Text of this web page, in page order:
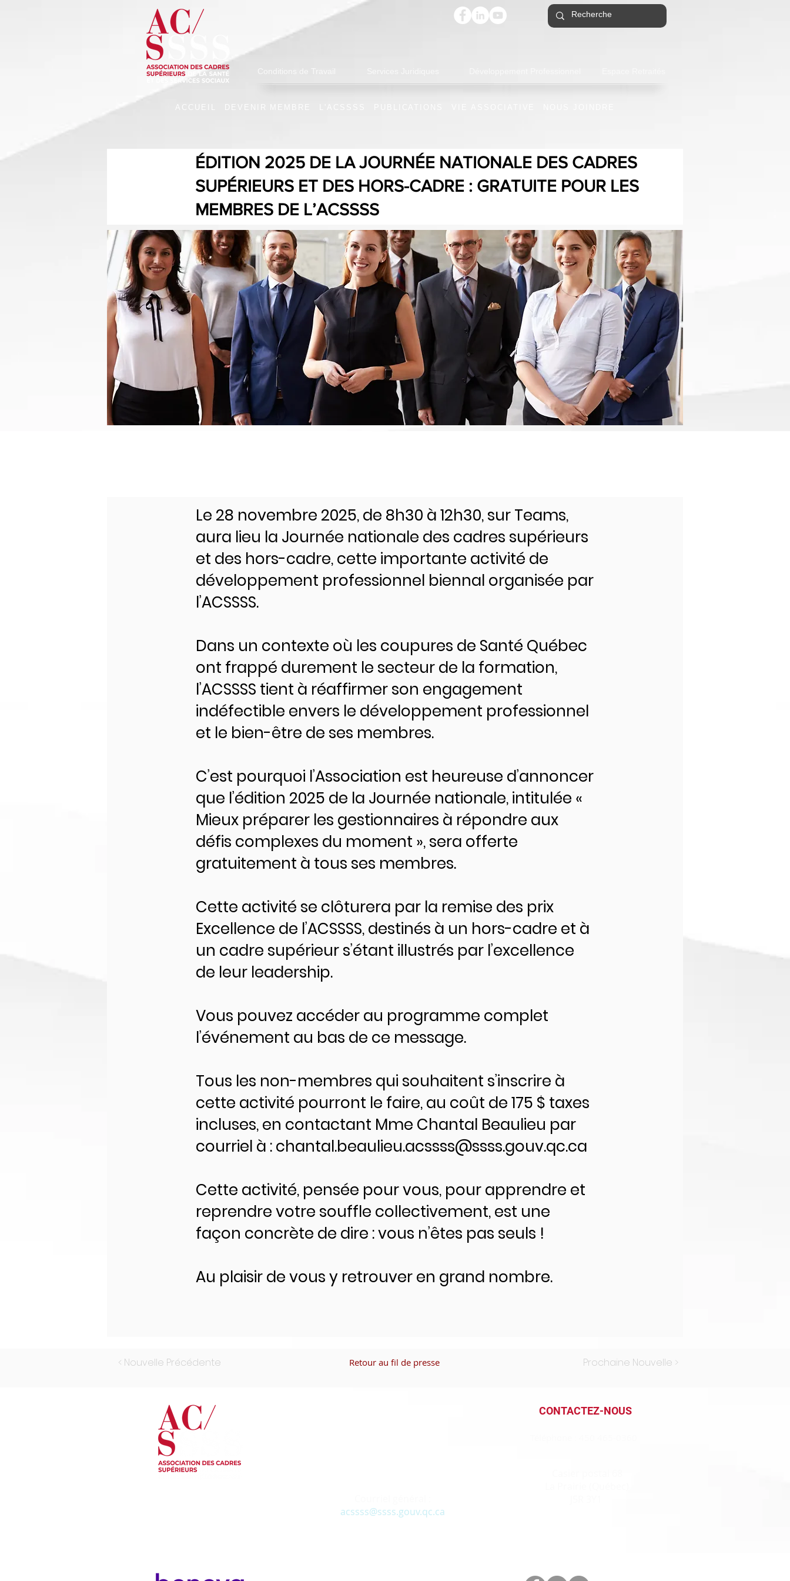
ACCUEIL
ÉDITION 2025 DE LA JOURNÉE NATIONALE DES CADRES
SUPÉRIEURS ET DES HORS-CADRE : GRATUITE POUR LES
MEMBRES DE L’ACSSSS
Le 28 novembre 2025, de 8h30 à 12h30, sur Teams,
aura lieu la Journée nationale des cadres supérieurs
et des hors-cadre, cette importante activité de
développement professionnel biennal organisée par
l’ACSSSS.
Dans un contexte où les coupures de Santé Québec
ont frappé durement le secteur de la formation,
l’ACSSSS tient à réaffirmer son engagement
indéfectible envers le développement professionnel
et le bien-être de ses membres.
C’est pourquoi l’Association est heureuse d’annoncer
que l’édition 2025 de la Journée nationale, intitulée «
Mieux préparer les gestionnaires à répondre aux
défis complexes du moment », sera offerte
gratuitement à tous ses membres.
Cette activité se clôturera par la remise des prix
Excellence de l’ACSSSS, destinés à un hors-cadre et à
un cadre supérieur s’étant illustrés par l’excellence
de leur leadership.
Vous pouvez accéder au programme complet
l’événement au bas de ce message.
Tous les non-membres qui souhaitent s’inscrire à
cette activité pourront le faire, au coût de 175 $ taxes
incluses, en contactant Mme Chantal Beaulieu par
courriel à :chantal.beaulieu.acssss@ssss.gouv.qc.ca
Cette activité, pensée pour vous, pour apprendre et
reprendre votre souffle collectivement, est une
façon concrète de dire : vous n’êtes pas seuls !
Au plaisir de vous y retrouver en grand nombre.
< Nouvelle Précédente Retour au fil de presse Prochaine Nouvelle >
CONTACTEZ-NOUS
acssss@ssss.gouv.qc.ca